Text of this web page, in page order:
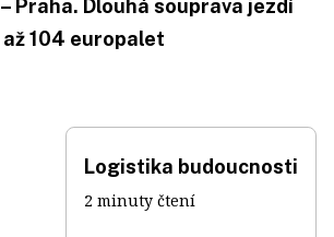
Praha. Dlouhá souprava jezdí
až 104 europalet
Logistika budoucnosti
2 minuty čtení